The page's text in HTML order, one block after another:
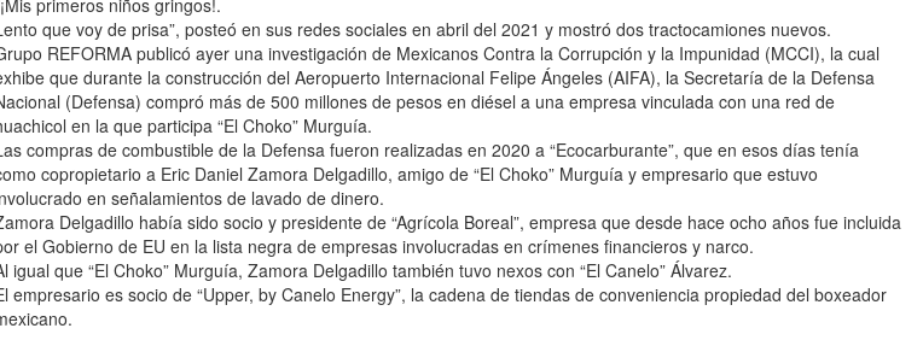
primeros niños gringos!.
que voy de prisa”, posteó en sus redes sociales en abril del 2021 y mostró dos tractocamiones nuevos.
REFORMA publicó ayer una investigación de Mexicanos Contra la Corrupción y la Impunidad (MCCI), la cual
que durante la construcción del Aeropuerto Internacional Felipe Ángeles (AIFA), la Secretaría de la Defensa
(Defensa) compró más de 500 millones de pesos en diésel a una empresa vinculada con una red de
en la que participa “El Choko” Murguía.
compras de combustible de la Defensa fueron realizadas en 2020 a “Ecocarburante”, que en esos días tenía
copropietario a Eric Daniel Zamora Delgadillo, amigo de “El Choko” Murguía y empresario que estuvo
en señalamientos de lavado de dinero.
Delgadillo había sido socio y presidente de “Agrícola Boreal”, empresa que desde hace ocho años fue incluida
el Gobierno de EU en la lista negra de empresas involucradas en crímenes financieros y narco.
igual que “El Choko” Murguía, Zamora Delgadillo también tuvo nexos con “El Canelo” Álvarez.
empresario es socio de “Upper, by Canelo Energy”, la cadena de tiendas de conveniencia propiedad del boxeador